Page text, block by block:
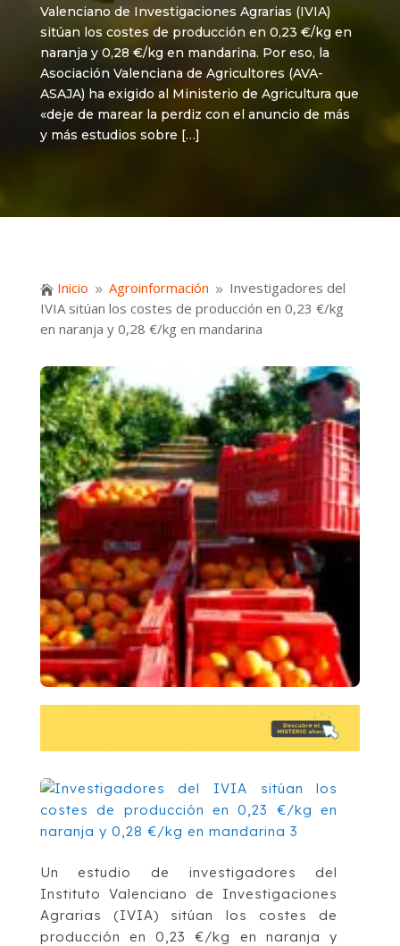
Valenciano de Investigaciones Agrarias (IVIA)
sitúan los costes de producción en 0,23 €/kg en
naranja y 0,28 €/kg en mandarina. Por eso, la
Asociación Valenciana de Agricultores (AVA-
ASAJA) ha exigido al Ministerio de Agricultura que
«deje de marear la perdiz con el anuncio de más
y más estudios sobre […]
 Inicio 9 Agroinformación 9 Investigadores del
IVIA sitúan los costes de producción en 0,23 €/kg
en naranja y 0,28 €/kg en mandarina
Un estudio de investigadores del
Instituto Valenciano de Investigaciones
Agrarias (IVIA) sitúan los costes de
producción en 0,23 €/kg en naranja y